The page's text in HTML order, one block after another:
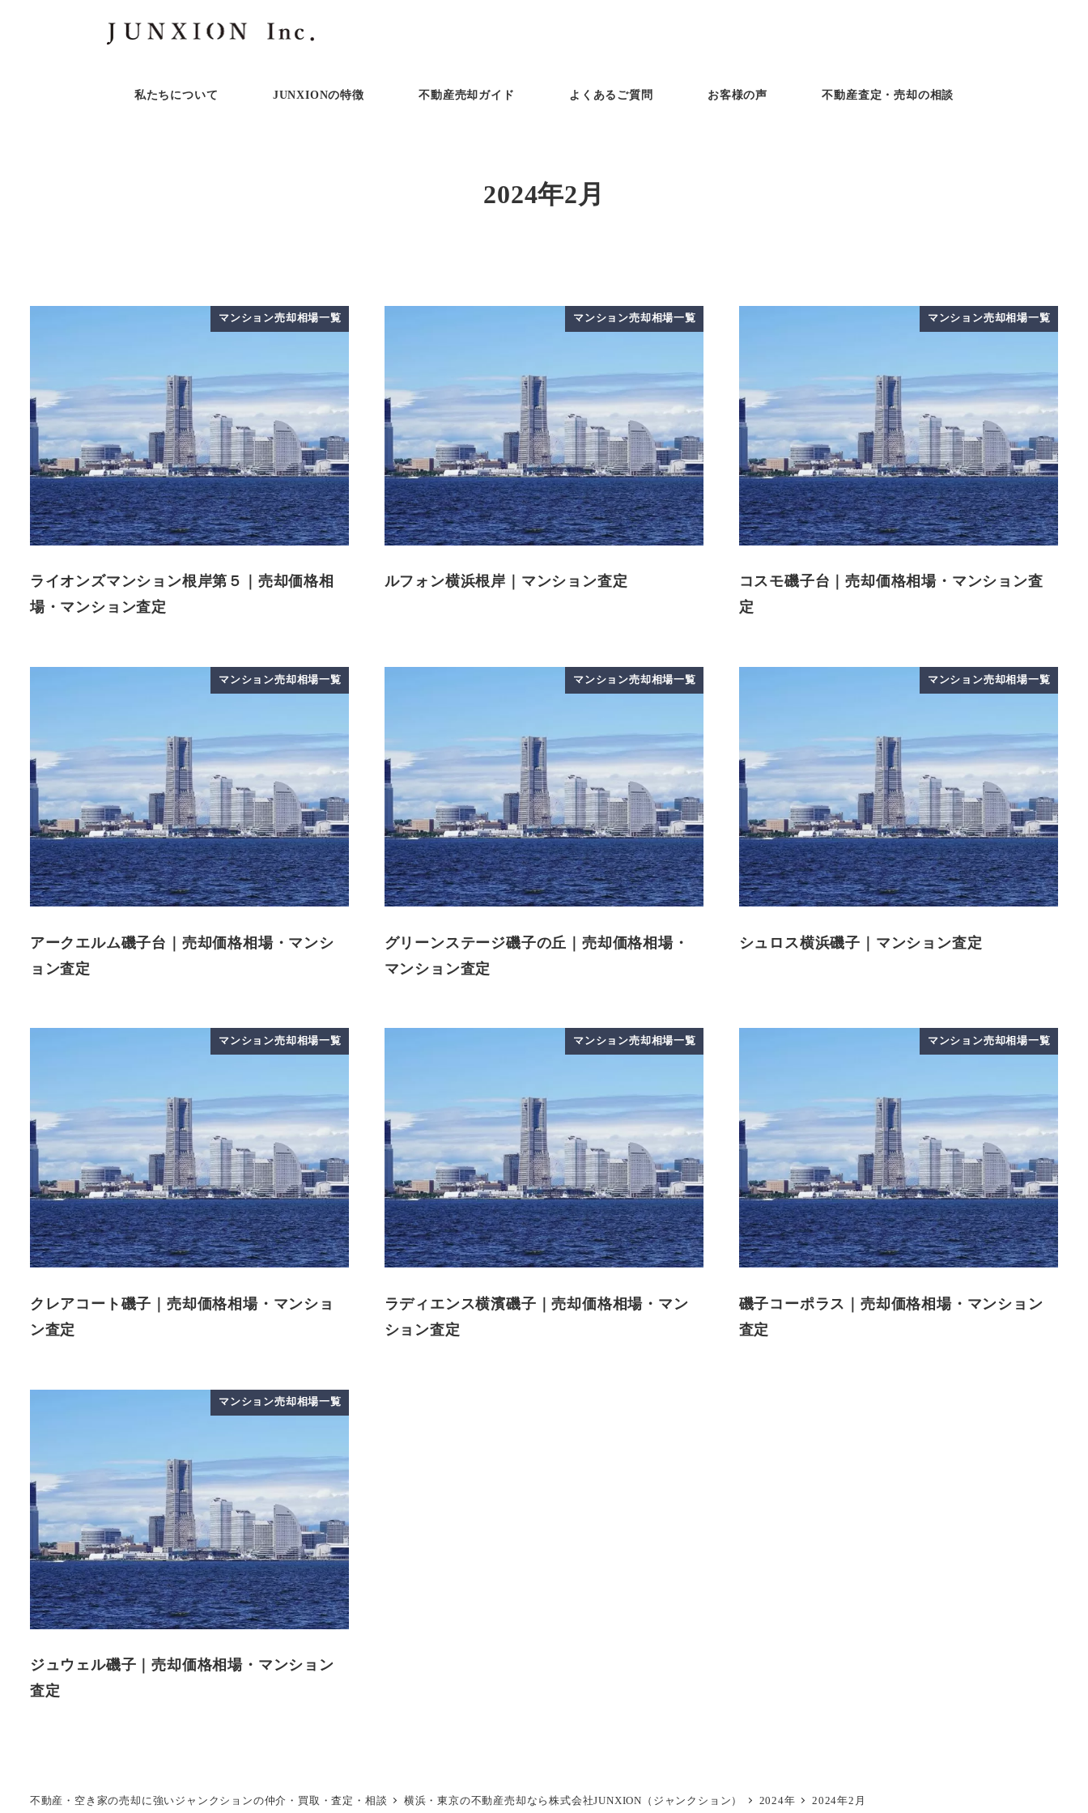
私たちについて JUNXIONの特徴 不動産売却ガイド よくあるご質問 お客様の声 不動産査定・売却の相談
2024年2月
マンション売却相場一覧
ライオンズマンション根岸第５｜売却価格相
場・マンション査定
マンション売却相場一覧
ルフォン横浜根岸｜マンション査定
マンション売却相場一覧
コスモ磯子台｜売却価格相場・マンション査
定
マンション売却相場一覧
アークエルム磯子台｜売却価格相場・マンシ
ョン査定
マンション売却相場一覧
グリーンステージ磯子の丘｜売却価格相場・
マンション査定
マンション売却相場一覧
シュロス横浜磯子｜マンション査定
マンション売却相場一覧
クレアコート磯子｜売却価格相場・マンショ
ン査定
マンション売却相場一覧
ラディエンス横濱磯子｜売却価格相場・マン
ション査定
マンション売却相場一覧
磯子コーポラス｜売却価格相場・マンション
査定
マンション売却相場一覧
ジュウェル磯子｜売却価格相場・マンション
査定
不動産・空き家の売却に強いジャンクションの仲介・買取・査定・相談 横浜・東京の不動産売却なら株式会社JUNXION（ジャンクション） 2024年 2024年2月